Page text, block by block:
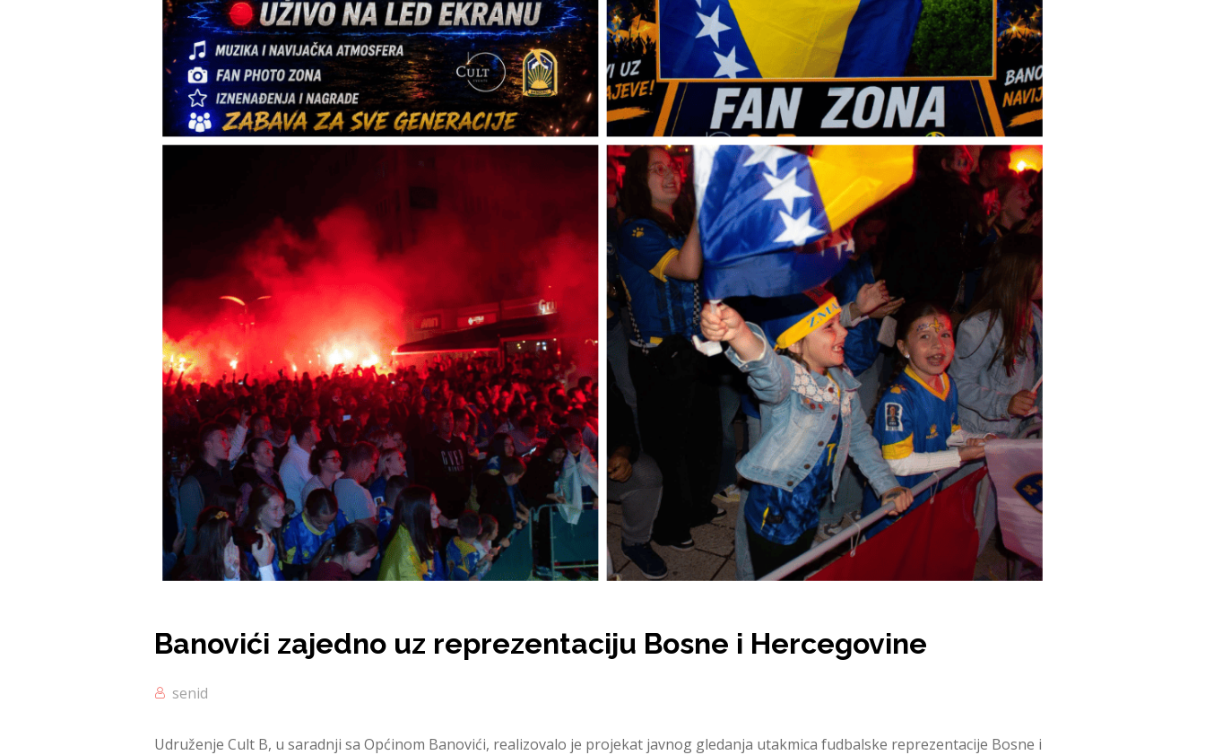
Banovići zajedno uz reprezentaciju Bosne i Hercegovine
senid
Udruženje Cult B, u saradnji sa Općinom Banovići, realizovalo je projekat javnog gledanja utakmica fudbalske reprezentacije Bosne i